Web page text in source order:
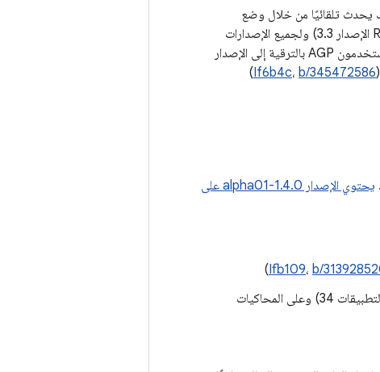
يحدث تلقائيًا من خلال وضع
نماذج لواجهات برمجة التطبيقات عند استخدام R8 مع AGP 7.3 أو إصدار أحدث (مثل R8 الإصدار 3.3) ولجميع الإصدارات
عند استخدام AGP 8.1 أو إصدار أحدث (مثل D8 الإصدار 8.1). ننصح العملاء الذين لا يستخدمون AGP بالترقية إلى الإصدار
If6b4c، b/345472586
)
.
يحتوي الإصدار 1.4.0-alpha01 على
Ifb109، b/
)
إصلاح الأعطال عند إسقاط ملفات تظليل على نظام التشغيل Android U (واجهة برمجة التطبيقات 34) وعلى المحاكيات